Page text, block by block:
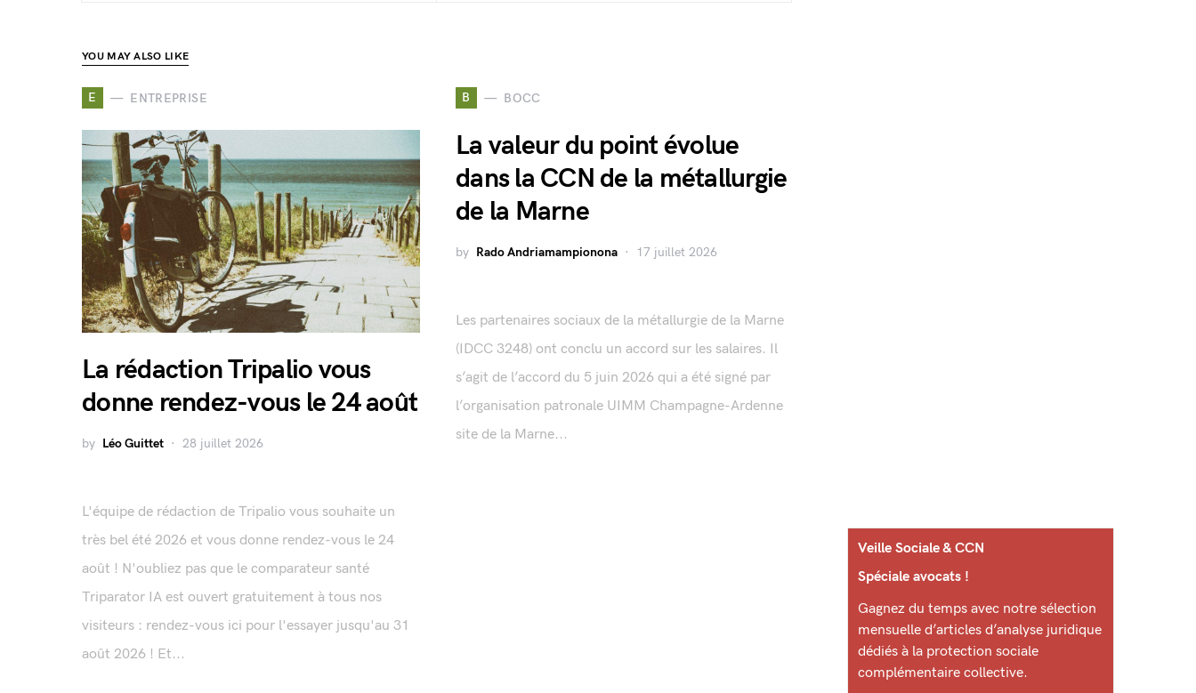
YOU MAY ALSO LIKE
E ENTREPRISE
La rédaction Tripalio vous
donne rendez-vous le 24 août
by Léo Guittet 28 juillet 2026
L'équipe de rédaction de Tripalio vous souhaite un
très bel été 2026 et vous donne rendez-vous le 24
août ! N'oubliez pas que le comparateur santé
Triparator IA est ouvert gratuitement à tous nos
visiteurs : rendez-vous ici pour l'essayer jusqu'au 31
août 2026 ! Et...
B BOCC
La valeur du point évolue
dans la CCN de la métallurgie
de la Marne
by Rado Andriamampionona 17 juillet 2026
Les partenaires sociaux de la métallurgie de la Marne
(IDCC 3248) ont conclu un accord sur les salaires. Il
s’agit de l’accord du 5 juin 2026 qui a été signé par
l’organisation patronale UIMM Champagne-Ardenne
site de la Marne...
Veille Sociale & CCN
Spéciale avocats !
Gagnez du temps avec notre sélection
mensuelle d’articles d’analyse juridique
dédiés à la protection sociale
complémentaire collective.